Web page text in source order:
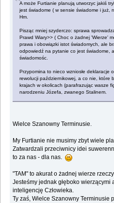
A może Furtianie planują utworzyc jakiś
jest świadome ( w sensie świadome i już,
Hm.
Pisząc mniej szyderczo: sprawa
Prawd Wiary>> ( Choc o żadnej 'Wierze'
prawa i obowiązki istot świadomych, ale
odpowiedź na pytanie co jest świadome,
świadomośc.
Przypomina to nieco wzniosłe deklaracje
rewolucji październikowej, a co nie, które
krajach w okolicach (parafrazując wasze
narodzeniu Józefa, zwanego Stalinem.
Wielce Szanowny Terminusie.
My Furtianie nie musimy zbyt wiele
Zatwardzali przeciwnicy idei
to za nas - dla nas.
"TAM" to akurat o żadnej wierze
Jesteśmy jednak głęboko
inteligencję Człowieka.
Ty zaś, Wielce Szanowny Terminusie